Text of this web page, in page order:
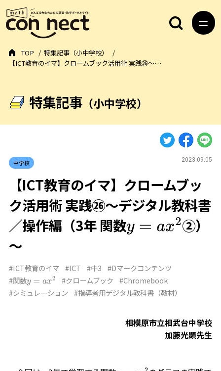
特集記事（小中学校）
TOP
特集記事（小中学校）
【ICT教育のイマ】クロームブック活用術 実践㉖～…
中学校 2023.09.05
【ICT教育のイマ】クロームブッ
ク活用術 実践㉖～デジタル教科書
／操作編（3年 関数y=ax2
②）
～
#ICT教育のイマ #ICT #中3
#Dマークコンテンツ
#関数y=ax 2 #クロームブック
#Chromebook
#シミュレーション
#指導者用デジタル教科書（教材）
相模原市立相武台中学校
加藤光顕先生